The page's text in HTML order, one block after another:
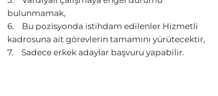
bulunmamak,
6. Bu pozisyonda istihdam edilenler Hizmetli
kadrosuna ait görevlerin tamamını yürütecektir,
7. Sadece erkek adaylar başvuru yapabilir.